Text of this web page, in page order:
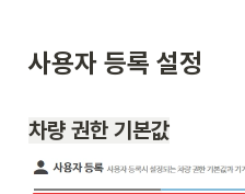
사용자 등록 설정
차량 권한 기본값